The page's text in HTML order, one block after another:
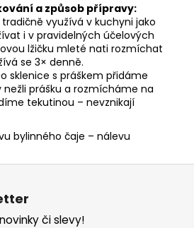
a způsob přípravy:
využívá v kuchyni jako
i v pravidelných účelových
lžičku mleté nati rozmíchat
se 3× denně.
sklenice s práškem přidáme
prášku a rozmícháme na
tekutinou – nevznikají
bylinného čaje – nálevu
či slevy!